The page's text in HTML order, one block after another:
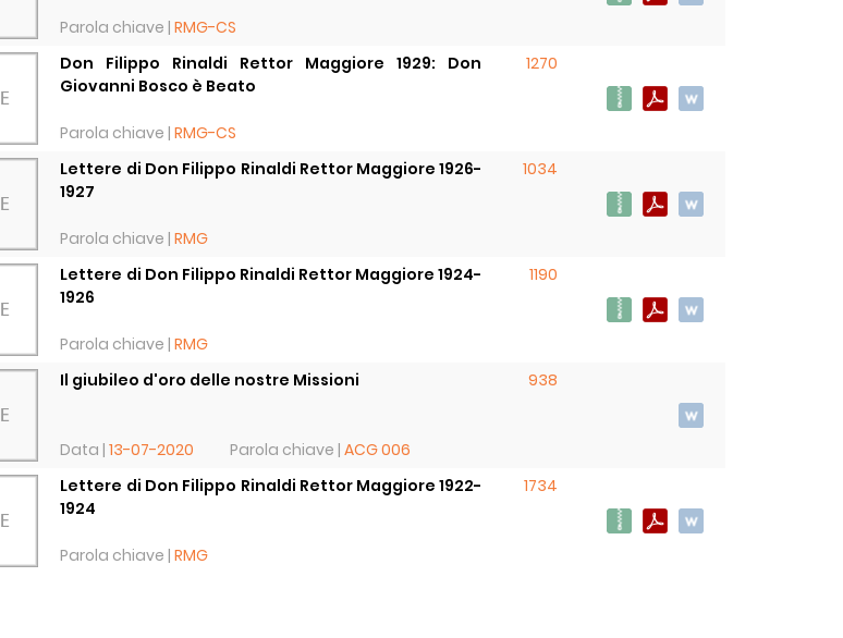
Parola chiave |RMG-CS
Don Filippo Rinaldi Rettor Maggiore 1929: Don
Giovanni Bosco è Beato
Parola chiave |RMG-CS
1270
Lettere di Don Filippo Rinaldi Rettor Maggiore 1926-
1927
Parola chiave |RMG
1034
Lettere di Don Filippo Rinaldi Rettor Maggiore 1924-
1926
Parola chiave |RMG
1190
Il giubileo d'oro delle nostre Missioni
Data |13-07-2020 Parola chiave |ACG 006
938
Lettere di Don Filippo Rinaldi Rettor Maggiore 1922-
1924
Parola chiave |RMG
1734